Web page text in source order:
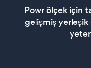
Powr ölçek için
gelişmiş